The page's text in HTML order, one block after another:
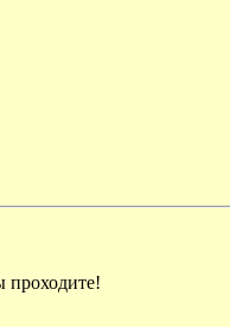
проходите!